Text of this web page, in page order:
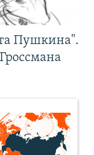
Пушкина".